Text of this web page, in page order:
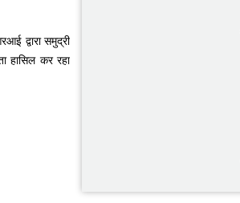
द्वारा समुद्री
हासिल कर रहा
झा